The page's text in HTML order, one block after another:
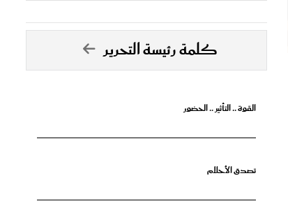
كلمة رئيسة التحرير
القوة .. التأثير .. الحضور
تصدق الأحلام